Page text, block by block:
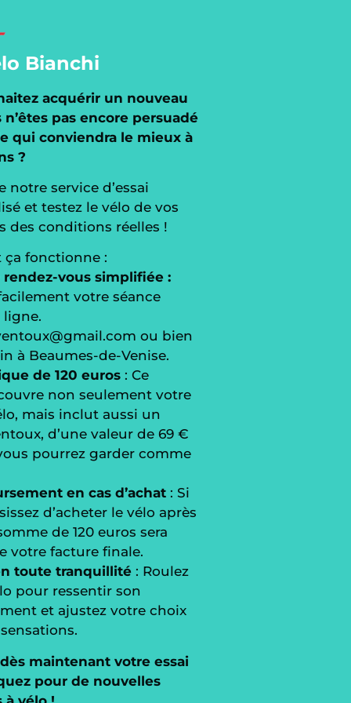
Bianchi
acquérir un nouveau
n’êtes pas encore persuadé
qui conviendra le mieux à
?
notre service d’essai
et testez le vélo de vos
des conditions réelles !
ça fonctionne :
rendez-vous simplifiée :
votre séance
ligne.
ou bien
à Beaumes-de-Venise.
de 120 euros: Ce
non seulement votre
mais inclut aussi un
d’une valeur de 69 €
pourrez garder comme
en cas d’achat: Si
d’acheter le vélo après
de 120 euros sera
votre facture finale.
toute tranquillité: Roulez
pour ressentir son
et ajustez votre choix
maintenant votre essai
pour de nouvelles